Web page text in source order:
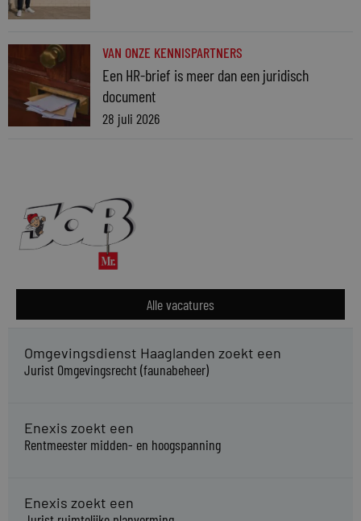
VAN ONZE KENNISPARTNERS
Een HR-brief is meer dan een juridisch
document
28 juli 2026
Alle vacatures
Omgevingsdienst Haaglanden zoekt een
Jurist Omgevingsrecht (faunabeheer)
Enexis zoekt een
Rentmeester midden- en hoogspanning
Enexis zoekt een